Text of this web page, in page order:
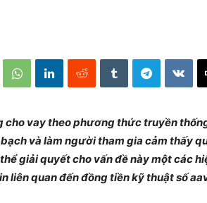
cho vay theo phương thức truyền
và làm người tham gia cảm thấy
giải quyết cho vấn đề này một các
liên quan đến đồng tiền kỹ thuật số